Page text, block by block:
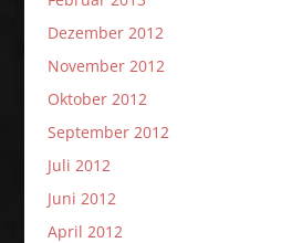
Dezember 2012
November 2012
Oktober 2012
September 2012
Juli 2012
Juni 2012
April 2012